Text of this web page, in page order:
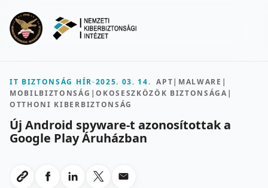
IT BIZTONSÁG HÍR-2025. 03. 14. APT| MALWARE |
MOBILBIZTONSÁG |OKOSESZKÖZÖK BIZTONSÁGA |
OTTHONI KIBERBIZTONSÁG
Új Android spyware-t azonosítottak a
Google Play Áruházban
Link masolasa
Megosztas Facebookon
Megosztas LinkedInen
Megosztas X-en
Megosztas emailben